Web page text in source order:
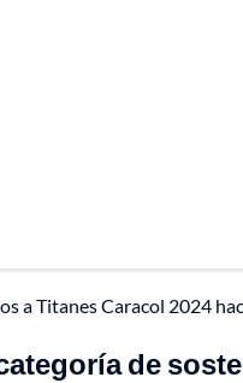
a Titanes Caracol 2024
de